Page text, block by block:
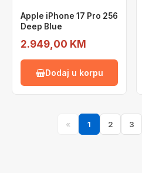
Apple iPhone 17 Pro 256
Deep Blue
2.949,00 KM
Dodaj u korpu
« 1 2 3